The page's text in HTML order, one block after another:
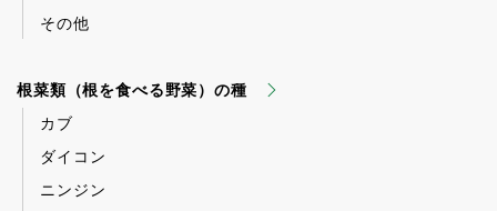
その他
根菜類（根を食べる野菜）の種
カブ
ダイコン
ニンジン